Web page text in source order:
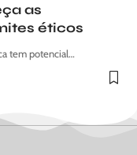
as
éticos
tem potencial…